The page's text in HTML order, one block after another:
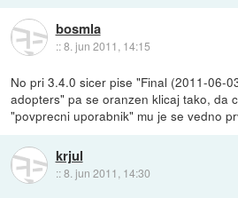
bosmla
::8. jun 2011, 14:15
No pri 3.4.0 sicer pise "Final (2011-06-
adopters" pa se oranzen klicaj tako, da
"povprecni uporabnik" mu je se vedno
krjul
::8. jun 2011, 14:30